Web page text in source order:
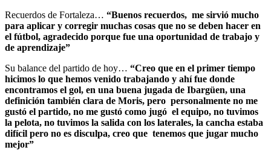
Recuerdos de Fortaleza… “Buenos recuerdos, me sirvió mucho
para aplicar y corregir muchas cosas que no se deben hacer en
el fútbol, agradecido porque fue una oportunidad de trabajo y
de aprendizaje”
Su balance del partido de hoy… “Creo que en el primer tiempo
hicimos lo que hemos venido trabajando y ahí fue donde
encontramos el gol, en una buena jugada de Ibargüen, una
definición también clara de Moris, pero personalmente no me
gustó el partido, no me gustó como jugó el equipo, no tuvimos
la pelota, no tuvimos la salida con los laterales, la cancha estaba
difícil pero no es disculpa, creo que tenemos que jugar mucho
mejor”